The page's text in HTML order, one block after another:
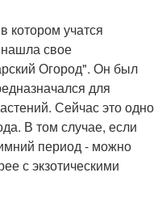
котором учатся
свое
Огород". Он был
для
Сейчас это одно
В том случае, если
период - можно
с экзотическими